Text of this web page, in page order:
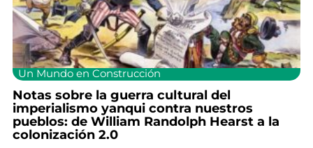
Un Mundo en Construcción
Notas sobre la guerra cultural del
imperialismo yanqui contra nuestros
pueblos: de William Randolph Hearst a la
colonización 2.0